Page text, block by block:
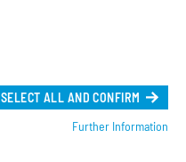
SELECT ALL AND CONFIRM
Further Information